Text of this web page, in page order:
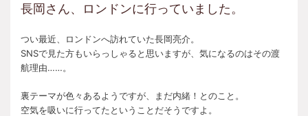
長岡さん、ロンドンに行っていました。
つい最近、ロンドンへ訪れていた長岡亮介。
SNSで見た方もいらっしゃると思いますが、気になるのはその渡
航理由……。
裏テーマが色々あるようですが、まだ内緒！とのこと。
空気を吸いに行ってたということだそうですよ。